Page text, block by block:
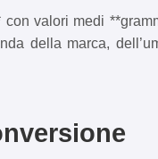
valori medi
della marca,